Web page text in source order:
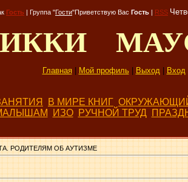
Гость | Группа "Гости"Приветствую Вас Гость | RSS
Главная| Мой профиль| Выход| Вход
В МИРЕ КНИГ
ИЗО РУЧНОЙ ТРУД
РОДИТЕЛЯМ ОБ АУТИЗМЕ